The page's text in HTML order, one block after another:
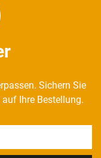
Sichern Sie
Ihre Bestellung.